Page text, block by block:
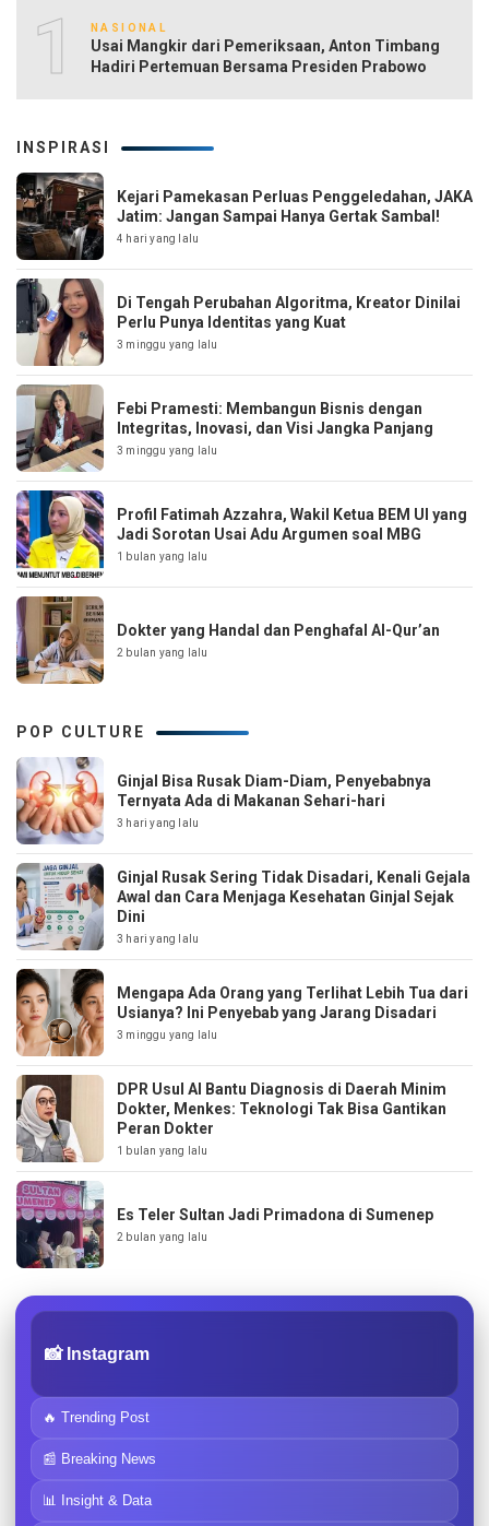
10NASIONAL
Usai Mangkir dari Pemeriksaan, Anton Timbang
Hadiri Pertemuan Bersama Presiden Prabowo
INSPIRASI
Kejari Pamekasan Perluas Penggeledahan, JAKA
Jatim: Jangan Sampai Hanya Gertak Sambal!
4 hari yang lalu
Di Tengah Perubahan Algoritma, Kreator Dinilai
Perlu Punya Identitas yang Kuat
3 minggu yang lalu
Febi Pramesti: Membangun Bisnis dengan
Integritas, Inovasi, dan Visi Jangka Panjang
3 minggu yang lalu
Profil Fatimah Azzahra, Wakil Ketua BEM UI yang
Jadi Sorotan Usai Adu Argumen soal MBG
1 bulan yang lalu
Dokter yang Handal dan Penghafal Al-Qur’an
2 bulan yang lalu
POP CULTURE
Ginjal Bisa Rusak Diam-Diam, Penyebabnya
Ternyata Ada di Makanan Sehari-hari
3 hari yang lalu
Ginjal Rusak Sering Tidak Disadari, Kenali Gejala
Awal dan Cara Menjaga Kesehatan Ginjal Sejak
Dini
3 hari yang lalu
Mengapa Ada Orang yang Terlihat Lebih Tua dari
Usianya? Ini Penyebab yang Jarang Disadari
3 minggu yang lalu
DPR Usul AI Bantu Diagnosis di Daerah Minim
Dokter, Menkes: Teknologi Tak Bisa Gantikan
Peran Dokter
1 bulan yang lalu
Es Teler Sultan Jadi Primadona di Sumenep
2 bulan yang lalu
📸 Instagram
🔥 Trending Post
📰 Breaking News
📊 Insight & Data